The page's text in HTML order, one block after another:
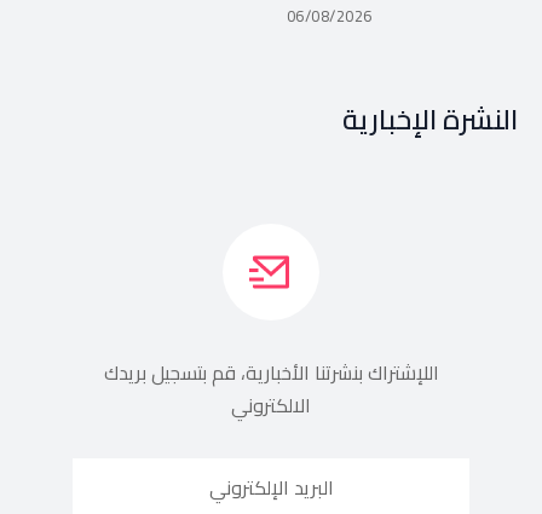
06/08/2026
النشرة الإخبارية
اللإشتراك بنشرتنا الأخبارية، قم بتسجيل بريدك
الالكتروني